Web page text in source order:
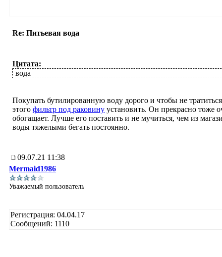
Re: Питьевая вода
Цитата:
вода
Покупать бутилированную воду дорого и чтобы не
этого фильтр под раковину установить. Он прекрасно тоже
обогащает. Лучше его поставить и не мучиться, чем из
воды тяжелыми бегать постоянно.
09.07.21 11:38
Mermaid1986
Уважаемый пользователь
Регистрация: 04.04.17
Сообщений: 1110